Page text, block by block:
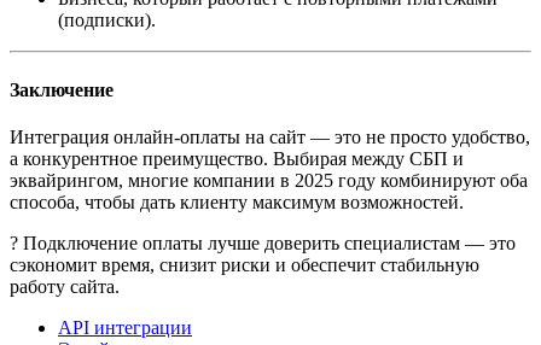
(подписки).
Заключение
Интеграция онлайн-оплаты на сайт — это не просто удобство,
а конкурентное преимущество. Выбирая между СБП и
эквайрингом, многие компании в 2025 году комбинируют оба
способа, чтобы дать клиенту максимум возможностей.
? Подключение оплаты лучше доверить специалистам — это
сэкономит время, снизит риски и обеспечит стабильную
работу сайта.
API интеграции